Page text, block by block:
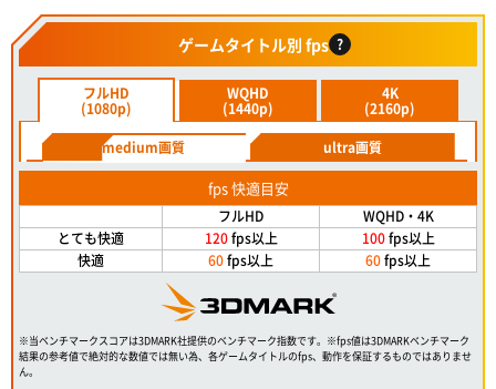
ゲームタイトル別 fps ?
フルHD
(1080p)
WQHD
(1440p)
4K
(2160p)
medium画質
ultra画質
fps 快適目安
フルHD
WQHD・4K
とても快適
120fps以上 100fps以上
快適
60fps以上 60fps以上
※当ベンチマークスコアは3DMARK社提供のベンチマーク指数です。※fps値は3DMARKベンチマーク
結果の参考値で絶対的な数値では無い為、各ゲームタイトルのfps、動作を保証するものではありませ
ん。